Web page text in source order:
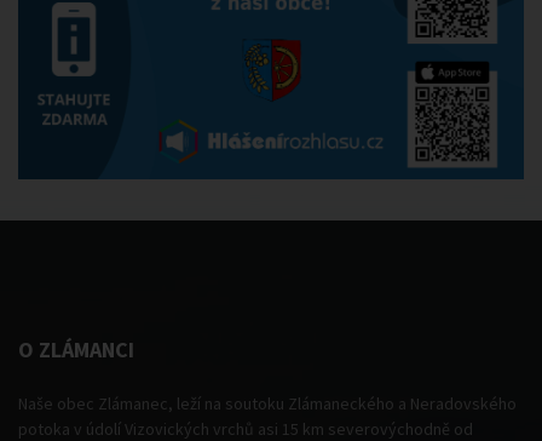
O ZLÁMANCI
Naše obec Zlámanec, leží na soutoku Zlámaneckého a Neradovského
potoka v údolí Vizovických vrchů asi 15 km severovýchodně od